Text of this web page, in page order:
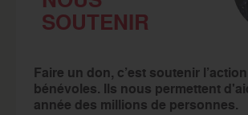
SOUTENIR
Faire un don, c’est soutenir
bénévoles. Ils nous permettent
année des millions de personnes.